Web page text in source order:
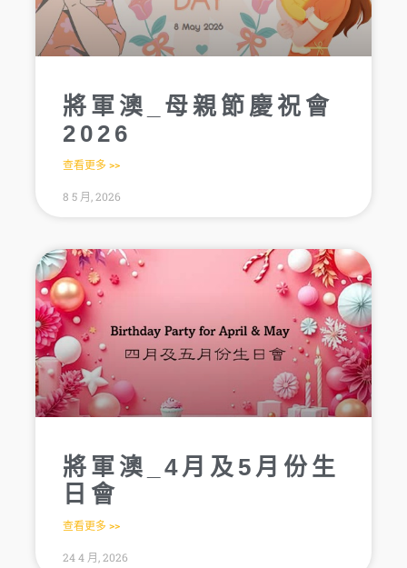
將軍澳_母親節慶祝會
2026
查看更多 >>
8 5 月, 2026
將軍澳_4月及5月份生
日會
查看更多 >>
24 4 月, 2026